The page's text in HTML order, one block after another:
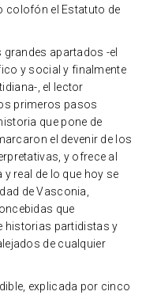
colofón el Estatuto de
grandes apartados -el
y social y finalmente
, el lector
primeros pasos
que pone de
el devenir de los
y ofrece al
real de lo que hoy se
de Vasconia,
que
historias partidistas y
de cualquier
explicada por cinco